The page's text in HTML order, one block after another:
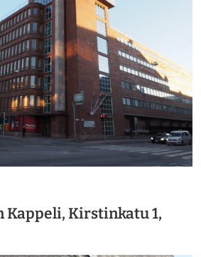
Kappeli, Kirstinkatu 1,